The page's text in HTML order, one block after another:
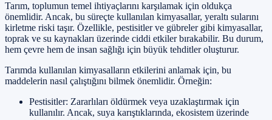
Tarım, toplumun temel ihtiyaçlarını karşılamak için oldukça
önemlidir. Ancak, bu süreçte kullanılan kimyasallar, yeraltı sularını
kirletme riski taşır. Özellikle, pestisitler ve gübreler gibi kimyasallar,
toprak ve su kaynakları üzerinde ciddi etkiler bırakabilir. Bu durum,
hem çevre hem de insan sağlığı için büyük tehditler oluşturur.
Tarımda kullanılan kimyasalların etkilerini anlamak için, bu
maddelerin nasıl çalıştığını bilmek önemlidir. Örneğin:
Pestisitler: Zararlıları öldürmek veya uzaklaştırmak için
kullanılır. Ancak, suya karıştıklarında, ekosistem üzerinde